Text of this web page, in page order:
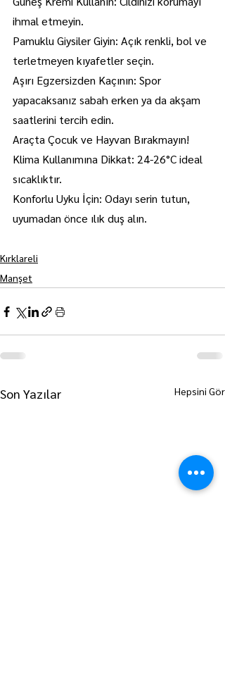
ihmal etmeyin.
Pamuklu Giysiler Giyin: Açık renkli, bol ve
terletmeyen kıyafetler seçin.
Aşırı Egzersizden Kaçının: Spor
yapacaksanız sabah erken ya da akşam
saatlerini tercih edin.
Araçta Çocuk ve Hayvan Bırakmayın!
Klima Kullanımına Dikkat: 24-26°C ideal
sıcaklıktır.
Konforlu Uyku İçin: Odayı serin tutun,
uyumadan önce ılık duş alın.
Kırklareli
Manşet
Son Yazılar Hepsini Gör